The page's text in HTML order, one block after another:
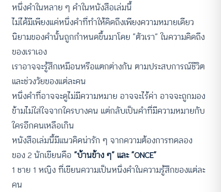
หนึ่งคำในหลาย ๆ คำในหนังสือเล่มนี้
ไม่ได้มีเพียงแค่หนึ่งคำที่ทำให้คิดถึงเพียงความหมายเดียว
นิยามของคำนั้นถูกกำหนดขึ้นมาโดย “ตัวเรา” ในความคิดถึง
ของเราเอง
เราอาจจะรู้สึกเหมือนหรือแตกต่างกัน ตามประสบการณ์ชีวิต
และช่วงวัยของแต่ละคน
หนึ่งคำที่อาจจะดูไม่มีความหมาย อาจจะไร้ค่า อาจจะถูกมอง
ข้ามไม่ใส่ใจจากใครบางคน แต่กลับเป็นคำที่มีความหมายกับ
ใครอีกคนเหลือเกิน
หนังสือเล่มนี้มีแนวคิดน่ารัก ๆ จากความต้องการทดลอง
ของ 2 นักเขียนคือ “บ้านข้าง ๆ” และ “ONCE”
1 ชาย 1 หญิง ที่เขียนความเป็นหนึ่งคำในความรู้สึกของแต่ละ
คน